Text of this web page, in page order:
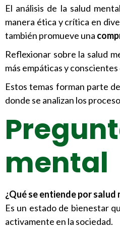
El análisis de la salud
manera ética y crítica en
también promueve una
Reflexionar sobre la salud
más empáticas y conscientes
Estos temas forman parte
donde se analizan los
mental
¿Qué se entiende por salud
Es un estado de bienestar
activamente en la sociedad.